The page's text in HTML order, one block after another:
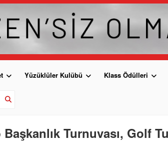
Yüzüklüler Kulübü Klass Ödülleri
Turnuvası, Golf